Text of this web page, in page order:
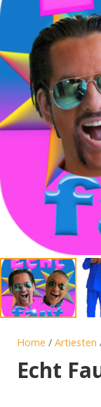
Home / Artiesten
Echt